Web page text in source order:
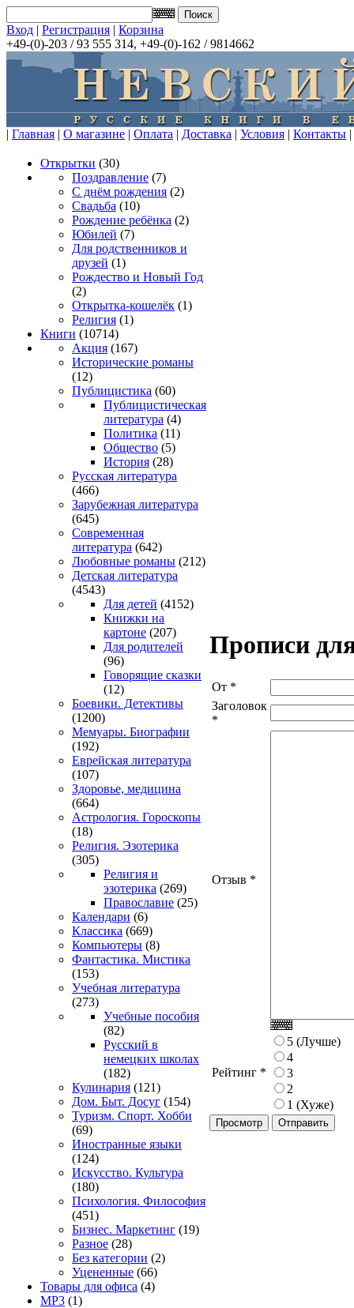
Вход | Регистрация | Корзина
+49-(0)-203 / 93 555 314, +49-(0)-162 / 9814662
| Главная | О магазине | Оплата | Доставка | Условия | Контакты |
Открытки (30)
Поздравление (7)
С днём рождения (2)
Свадьба (10)
Рождение ребёнка (2)
Юбилей (7)
Для родственников и
друзей (1)
Рождество и Новый Год
(2)
Открытка-кошелёк (1)
Религия (1)
Книги (10714)
Акция (167)
Исторические романы
(12)
Публицистика (60)
Публицистическая
литература (4)
Политика (11)
Общество (5)
История (28)
Русская литература
(466)
Зарубежная литература
(645)
Современная
литература (642)
Любовные романы (212)
Детская литература
(4543)
Для детей (4152)
Книжки на
картоне (207)
Для родителей
(96)
Говорящие сказки
(12)
Боевики. Детективы
(1200)
Мемуары. Биографии
(192)
Еврейская литература
(107)
Здоровье, медицина
(664)
Астрология. Гороскопы
(18)
Религия. Эзотерика
(305)
Религия и
эзотерика (269)
Православие (25)
Календари (6)
Классика (669)
Компьютеры (8)
Фантастика. Мистика
(153)
Учебная литература
(273)
Учебные пособия
(82)
Русский в
немецких школах
(182)
Кулинария (121)
Дом. Быт. Досуг (154)
Туризм. Спорт. Хобби
(69)
Иностранные языки
(124)
Искусство. Культура
(180)
Психология. Философия
(451)
Бизнес. Маркетинг (19)
Разное (28)
Без категории (2)
Уцененные (66)
Товары для офиса (4)
MP3 (1)
Прописи
От *
Заголовок
*
Отзыв *
Рейтинг *
5 (Лучше)
4
3
2
1 (Хуже)
Просмотр